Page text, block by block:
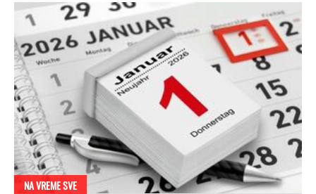
NA VREME SVE